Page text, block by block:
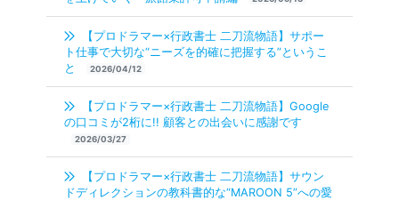
【プロドラマー×行政書士 二刀流物語】サポー
ト仕事で大切な“ニーズを的確に把握する”というこ
と
2026/04/12
【プロドラマー×行政書士 二刀流物語】Google
の口コミが2桁に!! 顧客との出会いに感謝です
2026/03/27
【プロドラマー×行政書士 二刀流物語】サウン
ドディレクションの教科書的な“MAROON 5”への愛